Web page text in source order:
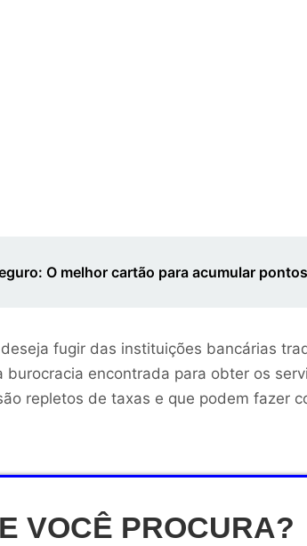
O melhor cartão para acumular pontos
fugir das instituições bancárias
encontrada para obter os
repletos de taxas e que podem fazer
VOCÊ PROCURA?